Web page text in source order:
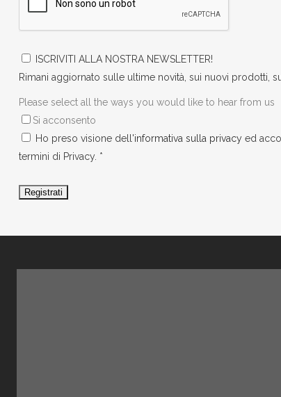
ISCRIVITI ALLA NOSTRA NEWSLETTER!
Rimani aggiornato sulle ultime novità, sui nuovi prodotti,
Please select all the ways you would like to hear from us
Si acconsento
Ho preso visione dell'informativa sulla privacyed
termini di Privacy. *